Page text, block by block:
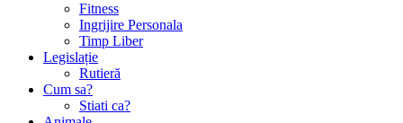
Fitness
Ingrijire Personala
Timp Liber
Legislație
Rutieră
Cum sa?
Stiati ca?